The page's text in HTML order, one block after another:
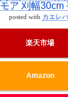
ア 刈幅30cm
posted with カエレバ
楽天市場
Amazon